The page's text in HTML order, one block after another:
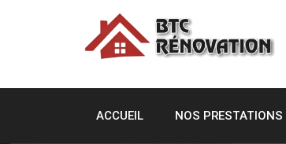
ACCUEIL NOS PRESTATIONS